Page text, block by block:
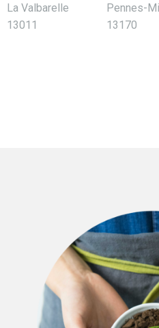
La Valbarelle
13011
Pennes-
13170